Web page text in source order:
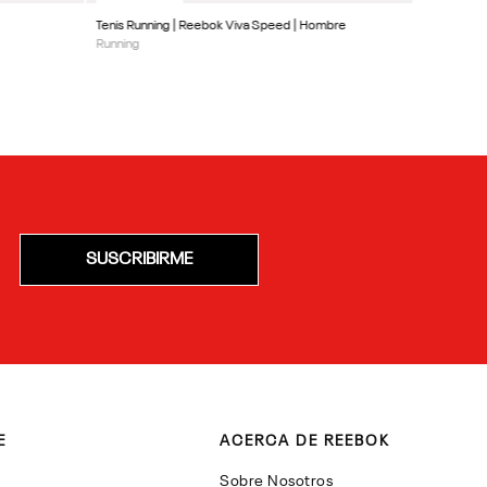
Tenis Running | Reebok Viva Speed | Hombre
Running
SUSCRIBIRME
ACERCA DE REEBOK
Sobre Nosotros